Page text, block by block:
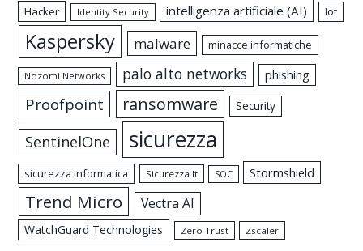
Hacker Identity Security intelligenza artificiale (AI) Iot
Kaspersky malware minacce informatiche
Nozomi Networks palo alto networks phishing
Proofpoint ransomware Security
SentinelOne sicurezza
sicurezza informatica Sicurezza It SOC Stormshield
Trend Micro Vectra AI
WatchGuard Technologies Zero Trust Zscaler